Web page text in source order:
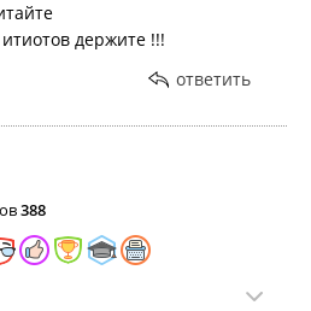
держите !!!
ответить
388